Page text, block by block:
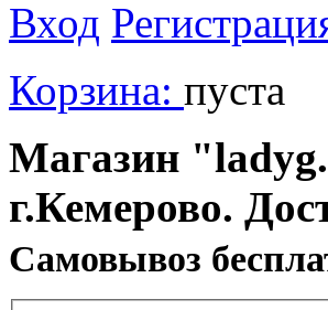
Вход
Корзина: пуста
Магазин
г.Кемерово.
Cамовывоз